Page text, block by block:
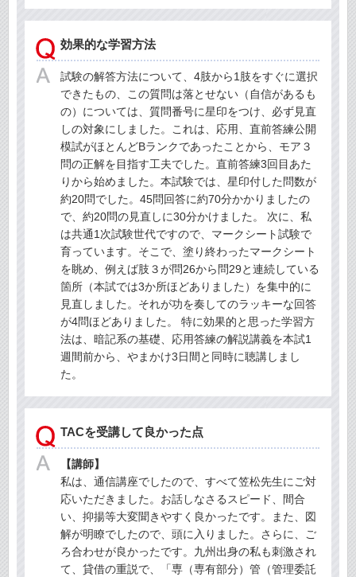
効果的な学習方法
試験の解答方法について、4肢から1肢をすぐに選択
できたもの、この質問は落とせない（自信があるも
の）については、質問番号に星印をつけ、必ず見直
しの対象にしました。これは、応用、直前答練公開
模試がほとんどBランクであったことから、モア３
問の正解を目指す工夫でした。直前答練3回目あた
りから始めました。本試験では、星印付した問数が
約20問でした。45問回答に約70分かかりましたの
で、約20問の見直しに30分かけました。 次に、私
は共通1次試験世代ですので、マークシート試験で
育っています。そこで、塗り終わったマークシート
を眺め、例えば肢３が問26から問29と連続している
箇所（本試では3か所ほどありました）を集中的に
見直しました。それが功を奏してのラッキーな回答
が4問ほどありました。 特に効果的と思った学習方
法は、暗記系の基礎、応用答練の解説講義を本試1
週間前から、やまかけ3日間と同時に聴講しまし
た。
TACを受講して良かった点
【講師】
私は、通信講座でしたので、すべて笠松先生にご対
応いただきました。お話しなさるスピード、間合
い、抑揚等大変聞きやすく良かったです。また、図
解が明瞭でしたので、頭に入りました。さらに、ご
ろ合わせが良かったです。九州出身の私も刺激され
て、貸借の重説で、「専（専有部分）管（管理委託